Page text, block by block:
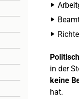
in der
keine
hat.